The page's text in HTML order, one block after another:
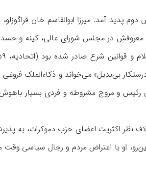
پدید آمد. میرزا ابوالقاسم خان
معروفش در مجلس شورای ‌عالی، کینه و
بی‌بدیل» می‌خواند و ذکاءالملک
رئیس و مروج مشروطه و فردی بسیار
۳۷۷)؛ ازاین‌رو، او با اعتراض مردم و رجال